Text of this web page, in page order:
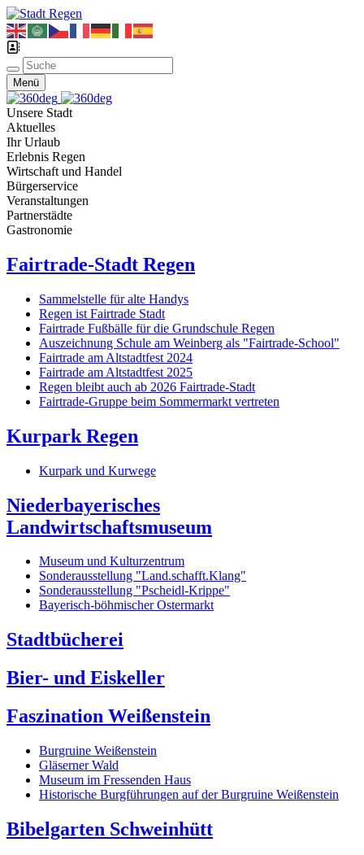
Menü
Unsere Stadt
Aktuelles
Ihr Urlaub
Erlebnis Regen
Wirtschaft und Handel
Bürgerservice
Veranstaltungen
Partnerstädte
Gastronomie
Fairtrade-Stadt Regen
Sammelstelle für alte Handys
Regen ist Fairtrade Stadt
Fairtrade Fußbälle für die Grundschule Regen
Auszeichnung Schule am Weinberg als "Fairtrade-School"
Fairtrade am Altstadtfest 2024
Fairtrade am Altstadtfest 2025
Regen bleibt auch ab 2026 Fairtrade-Stadt
Fairtrade-Gruppe beim Sommermarkt vertreten
Kurpark Regen
Kurpark und Kurwege
Niederbayerisches
Landwirtschaftsmuseum
Museum und Kulturzentrum
Sonderausstellung "Land.schafft.Klang"
Sonderausstellung "Pscheidl-Krippe"
Bayerisch-böhmischer Ostermarkt
Stadtbücherei
Bier- und Eiskeller
Faszination Weißenstein
Burgruine Weißenstein
Gläserner Wald
Museum im Fressenden Haus
Historische Burgführungen auf der Burgruine Weißenstein
Bibelgarten Schweinhütt